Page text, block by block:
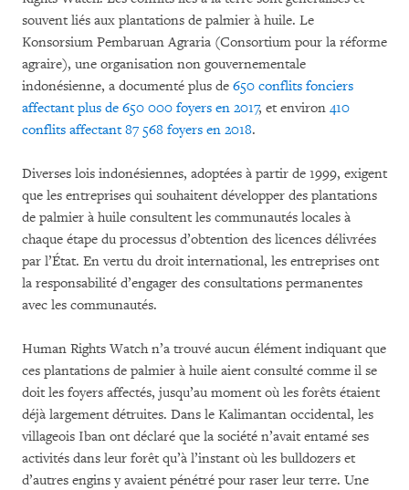
souvent liés aux plantations de palmier à huile. Le
Konsorsium Pembaruan Agraria (Consortium pour la réforme
agraire), une organisation non gouvernementale
indonésienne, a documenté plus de 650 conflits fonciers
affectant plus de 650 000 foyers en 2017, et environ 410
conflits affectant 87 568 foyers en 2018.
Diverses lois indonésiennes, adoptées à partir de 1999, exigent
que les entreprises qui souhaitent développer des plantations
de palmier à huile consultent les communautés locales à
chaque étape du processus d’obtention des licences délivrées
par l’État. En vertu du droit international, les entreprises ont
la responsabilité d’engager des consultations permanentes
avec les communautés.
Human Rights Watch n’a trouvé aucun élément indiquant que
ces plantations de palmier à huile aient consulté comme il se
doit les foyers affectés, jusqu’au moment où les forêts étaient
déjà largement détruites. Dans le Kalimantan occidental, les
villageois Iban ont déclaré que la société n’avait entamé ses
activités dans leur forêt qu’à l’instant où les bulldozers et
d’autres engins y avaient pénétré pour raser leur terre. Une